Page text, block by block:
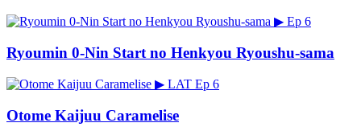
▶ Ep 6
Ryoumin 0-Nin Start no Henkyou Ryoushu-sama
▶ LAT Ep 6
Otome Kaijuu Caramelise